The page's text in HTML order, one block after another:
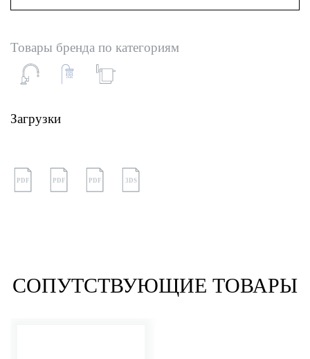
Товары бренда по категориям
Загрузки
PDF PDF PDF 3DS
СОПУТСТВУЮЩИЕ ТОВАРЫ